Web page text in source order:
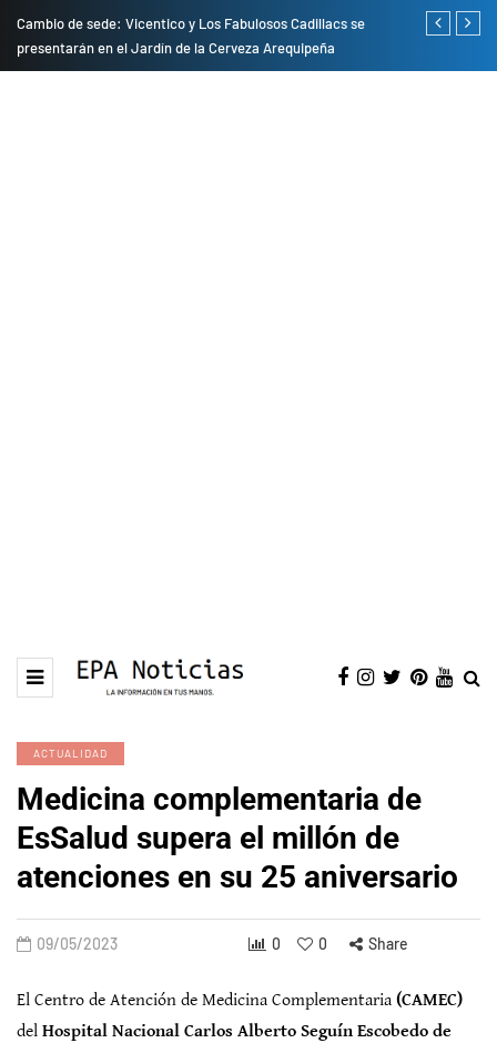
Cambio de sede: Vicentico y Los Fabulosos Cadillacs se
presentarán en el Jardín de la Cerveza Arequipeña
Empresas
ACTUALIDAD
Medicina complementaria de
EsSalud supera el millón de
atenciones en su 25 aniversario
09/05/2023 0 0 Share
El Centro de Atención de Medicina Complementaria (CAMEC)
del Hospital Nacional Carlos Alberto Seguín Escobedo de